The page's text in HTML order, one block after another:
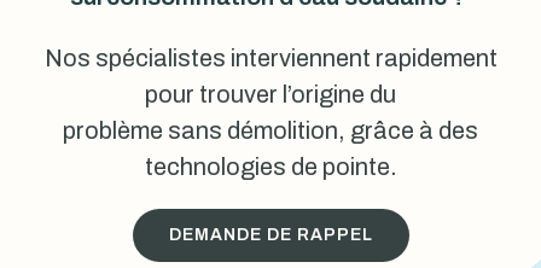
Nos spécialistes interviennent rapidement
pour trouver l’origine du
problème sans démolition, grâce à des
technologies de pointe.
DEMANDE DE RAPPEL